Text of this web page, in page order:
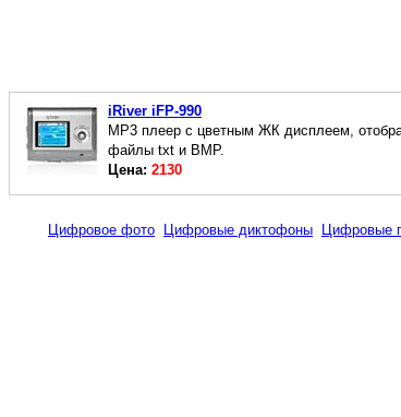
iRiver iFP-990
МР3 плеер с цветным ЖК дисплеем,
файлы txt и BMP.
Цена: 2130
Цифровое фото Цифровые диктофоны Цифровые